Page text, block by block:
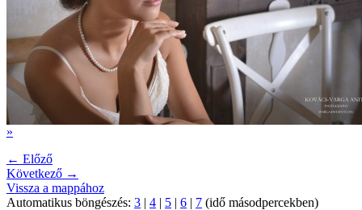
»
← Előző
Következő →
Vissza a mappához
Automatikus böngészés: 3 | 4 | 5 | 6 | 7 (idő másodpercekben)